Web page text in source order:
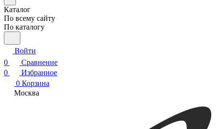
Каталог
По всему сайту
По каталогу
Войти
0
Сравнение
0
Избранное
0 Корзина
Москва